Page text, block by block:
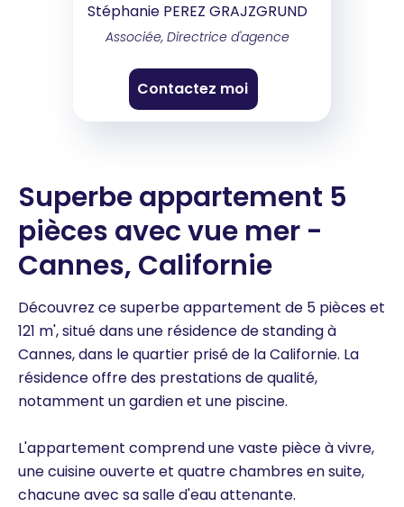
Stéphanie PEREZ GRAJZGRUND
Associée, Directrice d'agence
Contactez moi
Superbe appartement 5
pièces avec vue mer -
Cannes, Californie
Découvrez ce superbe appartement de 5 pièces et
121 m', situé dans une résidence de standing à
Cannes, dans le quartier prisé de la Californie. La
résidence offre des prestations de qualité,
notamment un gardien et une piscine.
L'appartement comprend une vaste pièce à vivre,
une cuisine ouverte et quatre chambres en suite,
chacune avec sa salle d'eau attenante.